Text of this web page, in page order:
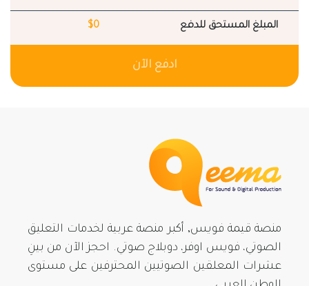
المبلغ المستحق للدفع $0
ادفع الآن
منصة قيمة فويس, أكبر منصة عربية لخدمات التعليق
الصوتي، فويس اوفر، دوبلاج صوتي. احجز الآن من بينِ
عشرات المعلقين الصوتيين المحترفين على مستوى